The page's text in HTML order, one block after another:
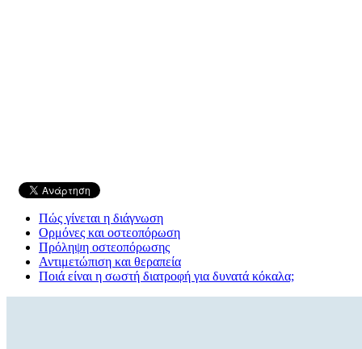
Πώς γίνεται η διάγνωση
Ορμόνες και οστεοπόρωση
Πρόληψη οστεοπόρωσης
Αντιμετώπιση και θεραπεία
Ποιά είναι η σωστή διατροφή για δυνατά κόκαλα;